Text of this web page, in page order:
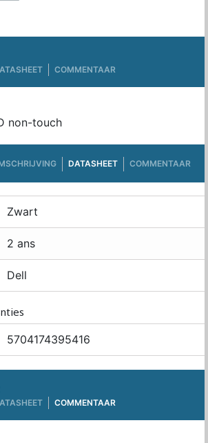
COMMENTAAR
non-touch
DATASHEET COMMENTAAR
Zwart
2 ans
Dell
5704174395416
COMMENTAAR